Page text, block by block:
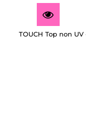
TOUCH Top non